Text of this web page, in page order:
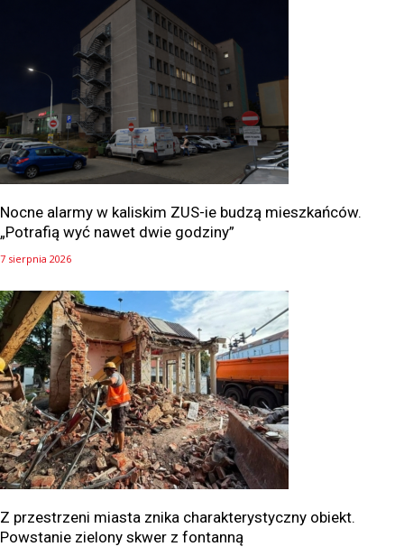
Nocne alarmy w kaliskim ZUS-ie budzą mieszkańców.
„Potrafią wyć nawet dwie godziny”
7 sierpnia 2026
Z przestrzeni miasta znika charakterystyczny obiekt.
Powstanie zielony skwer z fontanną